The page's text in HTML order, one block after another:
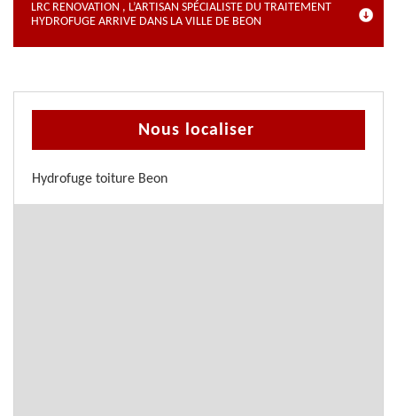
LRC RENOVATION , L’ARTISAN SPÉCIALISTE DU TRAITEMENT
HYDROFUGE ARRIVE DANS LA VILLE DE BEON
Nous localiser
Hydrofuge toiture Beon